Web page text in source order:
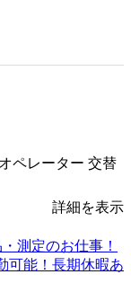
ペレーター 交替
詳細を表示